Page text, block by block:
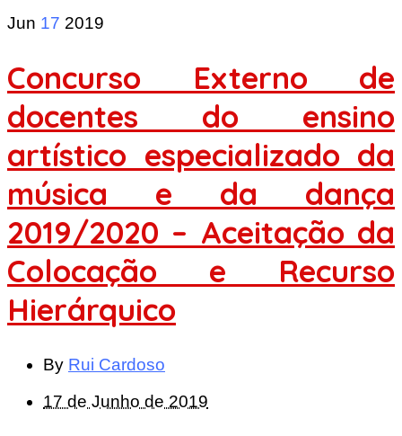
Jun 17 2019
Concurso Externo de
docentes do ensino
artístico especializado da
música e da dança
2019/2020 – Aceitação da
Colocação e Recurso
Hierárquico
By Rui Cardoso
17 de Junho de 2019